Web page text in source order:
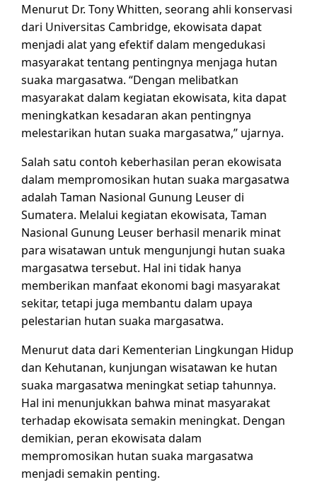
Menurut Dr. Tony Whitten, seorang ahli konservasi
dari Universitas Cambridge, ekowisata dapat
menjadi alat yang efektif dalam mengedukasi
masyarakat tentang pentingnya menjaga hutan
suaka margasatwa. “Dengan melibatkan
masyarakat dalam kegiatan ekowisata, kita dapat
meningkatkan kesadaran akan pentingnya
melestarikan hutan suaka margasatwa,” ujarnya.
Salah satu contoh keberhasilan peran ekowisata
dalam mempromosikan hutan suaka margasatwa
adalah Taman Nasional Gunung Leuser di
Sumatera. Melalui kegiatan ekowisata, Taman
Nasional Gunung Leuser berhasil menarik minat
para wisatawan untuk mengunjungi hutan suaka
margasatwa tersebut. Hal ini tidak hanya
memberikan manfaat ekonomi bagi masyarakat
sekitar, tetapi juga membantu dalam upaya
pelestarian hutan suaka margasatwa.
Menurut data dari Kementerian Lingkungan Hidup
dan Kehutanan, kunjungan wisatawan ke hutan
suaka margasatwa meningkat setiap tahunnya.
Hal ini menunjukkan bahwa minat masyarakat
terhadap ekowisata semakin meningkat. Dengan
demikian, peran ekowisata dalam
mempromosikan hutan suaka margasatwa
menjadi semakin penting.